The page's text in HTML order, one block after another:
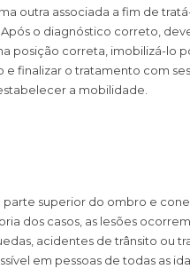
outra associada a fim de
o diagnóstico correto,
posição correta, imobilizá-lo
finalizar o tratamento com
a mobilidade.
parte superior do ombro e
dos casos, as lesões
acidentes de trânsito ou
em pessoas de todas as